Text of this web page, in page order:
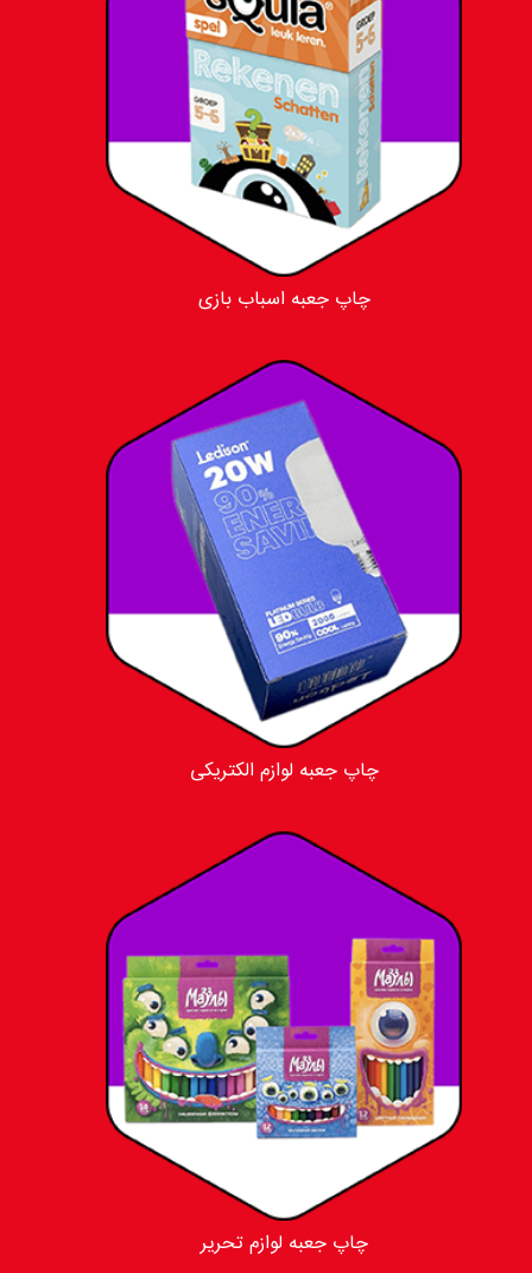
چاپ جعبه اسباب بازی
چاپ جعبه لوازم الکتریکی
چاپ جعبه لوازم تحریر